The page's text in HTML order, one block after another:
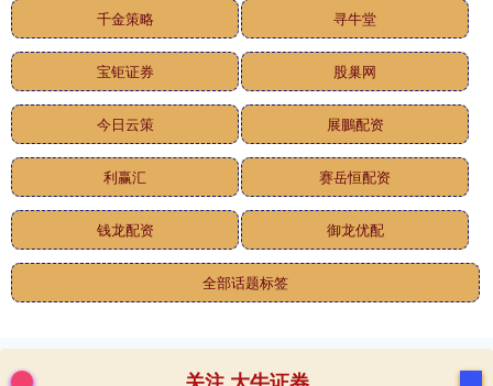
千金策略 寻牛堂
宝钜证券 股巢网
今日云策 展鵬配资
利赢汇 赛岳恒配资
钱龙配资 御龙优配
全部话题标签